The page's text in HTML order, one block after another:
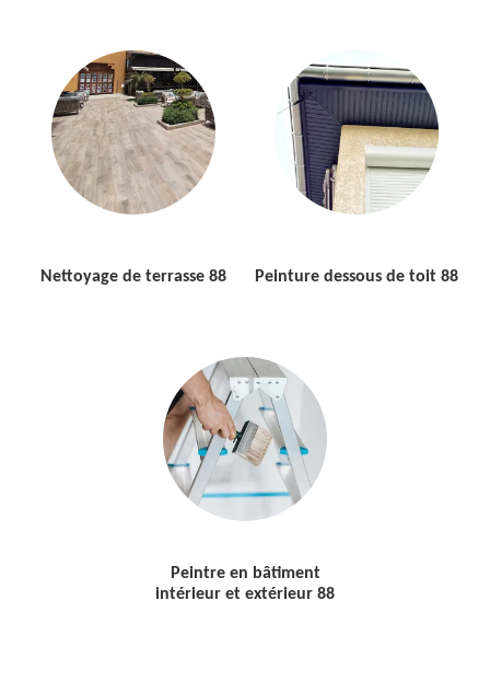
Nettoyage de terrasse 88 Peinture dessous de toit 88
Peintre en bâtiment
intérieur et extérieur 88